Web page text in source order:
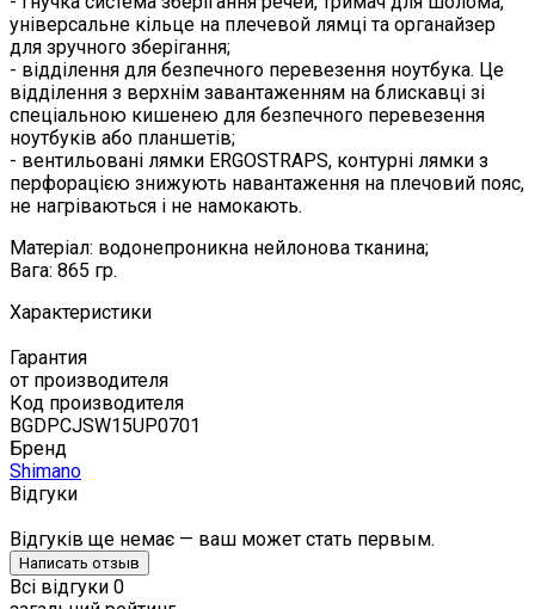
універсальне кільце на плечевой лямці та органайзер
для зручного зберігання;
- відділення для безпечного перевезення ноутбука. Це
відділення з верхнім завантаженням на блискавці зі
спеціальною кишенею для безпечного перевезення
ноутбуків або планшетів;
- вентильовані лямки ERGOSTRAPS, контурні лямки з
перфорацією знижують навантаження на плечовий пояс,
не нагріваються і не намокають.
Матеріал: водонепроникна нейлонова тканина;
Вага: 865 гр.
Характеристики
Гарантия
от производителя
Код производителя
BGDPCJSW15UP0701
Бренд
Shimano
Відгуки
Відгуків ще немає — ваш может стать первым.
Написать отзыв
Всі відгуки 0